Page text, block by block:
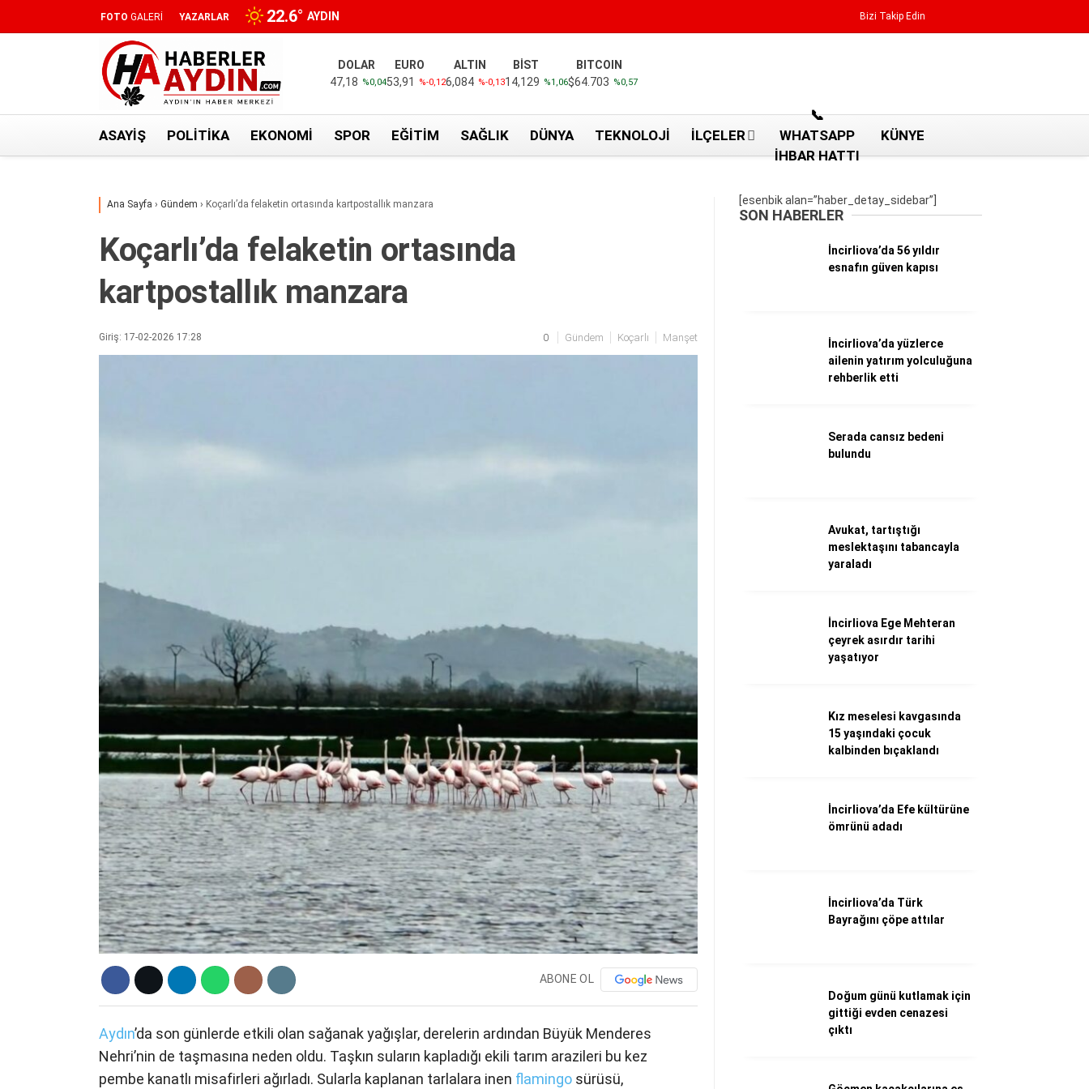
Aydın nöbetçi eczaneler
Aydın Sinema salonları
Künye
Facebook
FOTO GALERİ YAZARLAR 22.6° AYDIN Bizi Takip Edin
DOLAR
47,18 %0,04
EURO
53,91
%-0,12
ALTIN
6,084 %-0,13
BİST
14,129 %1,06
BITCOIN
$64.703 %0,57
ASAYIŞ POLITIKA EKONOMI SPOR EĞITIM SAĞLIK DÜNYA TEKNOLOJI İLÇELER
📞
WHATSAPP
İHBAR HATTI
KÜNYE
Ana Sayfa › Gündem › Koçarlı’da felaketin ortasında kartpostallık manzara
Koçarlı’da felaketin ortasında
kartpostallık manzara
Giriş: 17-02-2026 17:28 0 Gündem Koçarlı Manşet
ABONE OL
Aydın’da son günlerde etkili olan sağanak yağışlar, derelerin ardından Büyük Menderes
Nehri’nin de taşmasına neden oldu. Taşkın suların kapladığı ekili tarım arazileri bu kez
pembe kanatlı misafirleri ağırladı. Sularla kaplanan tarlalara inen flamingo sürüsü,
[esenbik alan=”haber_detay_sidebar”]
SON HABERLER
İncirliova’da 56 yıldır
esnafın güven kapısı
İncirliova’da yüzlerce
ailenin yatırım yolculuğuna
rehberlik etti
Serada cansız bedeni
bulundu
Avukat, tartıştığı
meslektaşını tabancayla
yaraladı
İncirliova Ege Mehteran
çeyrek asırdır tarihi
yaşatıyor
Kız meselesi kavgasında
15 yaşındaki çocuk
kalbinden bıçaklandı
İncirliova’da Efe kültürüne
ömrünü adadı
İncirliova’da Türk
Bayrağını çöpe attılar
Doğum günü kutlamak için
gittiği evden cenazesi
çıktı